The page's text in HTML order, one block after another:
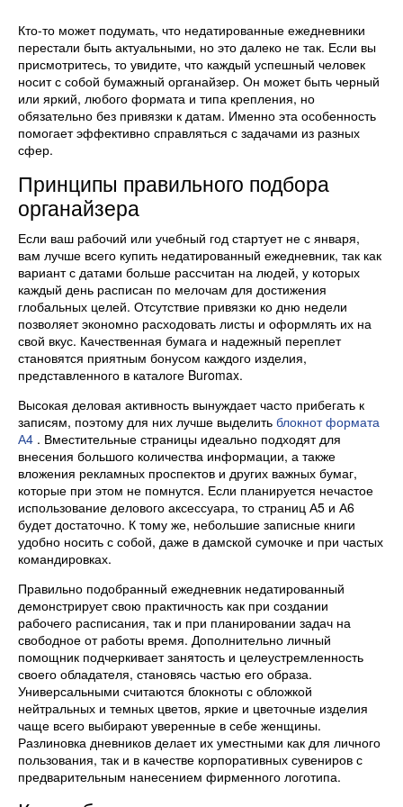
Кто-то может подумать, что недатированные ежедневники
перестали быть актуальными, но это далеко не так. Если вы
присмотритесь, то увидите, что каждый успешный человек
носит с собой бумажный органайзер. Он может быть черный
или яркий, любого формата и типа крепления, но
обязательно без привязки к датам. Именно эта особенность
помогает эффективно справляться с задачами из разных
сфер.
Принципы правильного подбора
органайзера
Если ваш рабочий или учебный год стартует не с января,
вам лучше всего купить недатированный ежедневник, так как
вариант с датами больше рассчитан на людей, у которых
каждый день расписан по мелочам для достижения
глобальных целей. Отсутствие привязки ко дню недели
позволяет экономно расходовать листы и оформлять их на
свой вкус. Качественная бумага и надежный переплет
становятся приятным бонусом каждого изделия,
представленного в каталоге Buromax.
Высокая деловая активность вынуждает часто прибегать к
записям, поэтому для них лучше выделить блокнот формата
А4 . Вместительные страницы идеально подходят для
внесения большого количества информации, а также
вложения рекламных проспектов и других важных бумаг,
которые при этом не помнутся. Если планируется нечастое
использование делового аксессуара, то страниц А5 и А6
будет достаточно. К тому же, небольшие записные книги
удобно носить с собой, даже в дамской сумочке и при частых
командировках.
Правильно подобранный ежедневник недатированный
демонстрирует свою практичность как при создании
рабочего расписания, так и при планировании задач на
свободное от работы время. Дополнительно личный
помощник подчеркивает занятость и целеустремленность
своего обладателя, становясь частью его образа.
Универсальными считаются блокноты с обложкой
нейтральных и темных цветов, яркие и цветочные изделия
чаще всего выбирают уверенные в себе женщины.
Разлиновка дневников делает их уместными как для личного
пользования, так и в качестве корпоративных сувениров с
предварительным нанесением фирменного логотипа.